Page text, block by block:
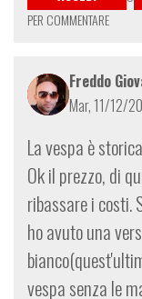
PER COMMENTARE
Freddo
Mar, 11/12/
La vespa è
Ok il prezzo, di
ribassare i costi.
ho avuto una
vespa senza le